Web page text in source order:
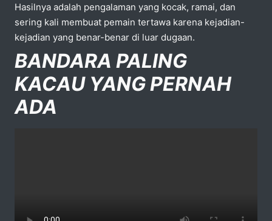
Hasilnya adalah pengalaman yang kocak, ramai, dan
sering kali membuat pemain tertawa karena kejadian-
kejadian yang benar-benar di luar dugaan.
BANDARA PALING
KACAU YANG PERNAH
ADA